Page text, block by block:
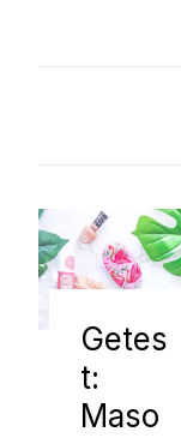
Getes
t:
Maso